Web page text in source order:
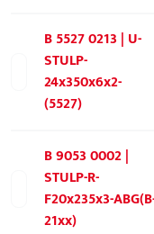
B 5527 0213 | U-
STULP-
24x350x6x2-
(5527)
B 9053 0002 |
STULP-R-
F20x235x3-
21xx)